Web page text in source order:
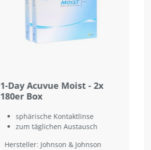
1-Day Acuvue Moist - 2x
180er Box
sphärische Kontaktlinse
zum täglichen Austausch
Hersteller: Johnson & Johnson